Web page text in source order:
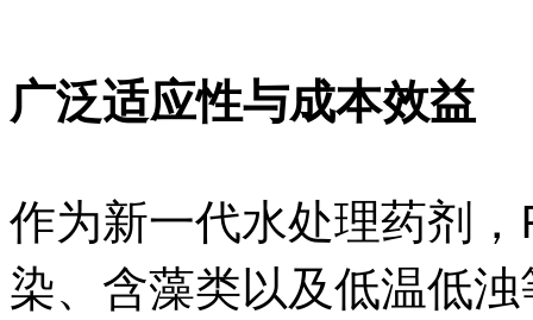
广泛适应性与成本效益
作为新一代水处理药剂，
染、含藻类以及低温低